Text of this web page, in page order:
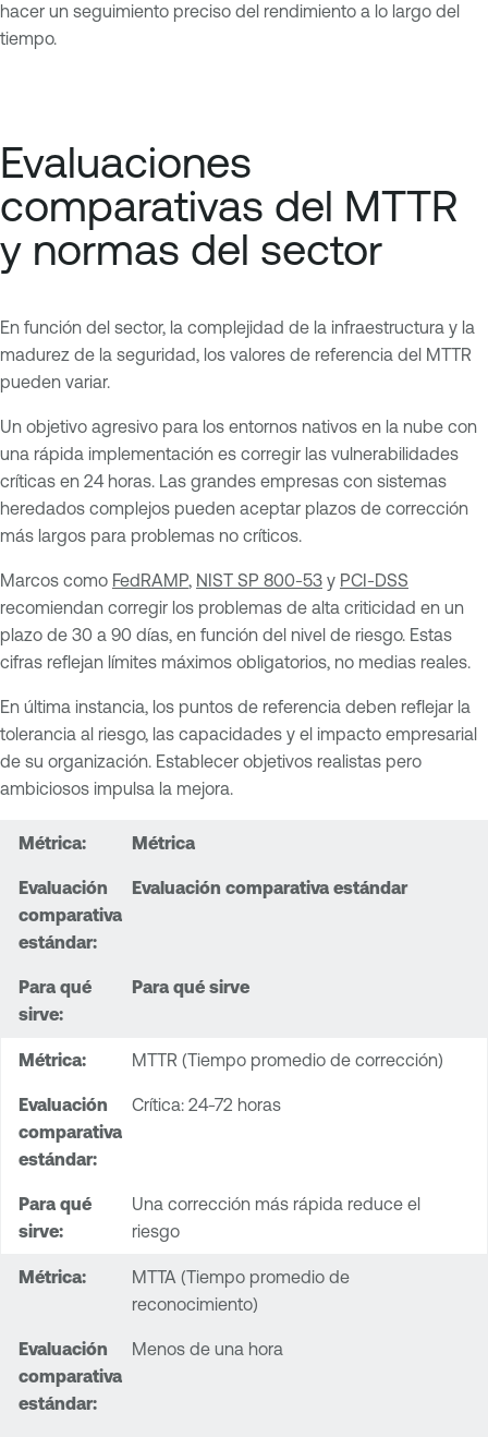
hacer un seguimiento preciso del rendimiento a lo largo del
tiempo.
Evaluaciones
comparativas del MTTR
y normas del sector
En función del sector, la complejidad de la infraestructura y la
madurez de la seguridad, los valores de referencia del MTTR
pueden variar.
Un objetivo agresivo para los entornos nativos en la nube con
una rápida implementación es corregir las vulnerabilidades
críticas en 24 horas. Las grandes empresas con sistemas
heredados complejos pueden aceptar plazos de corrección
más largos para problemas no críticos.
Marcos como FedRAMP, NIST SP 800-53 y PCI-DSS
recomiendan corregir los problemas de alta criticidad en un
plazo de 30 a 90 días, en función del nivel de riesgo. Estas
cifras reflejan límites máximos obligatorios, no medias reales.
En última instancia, los puntos de referencia deben reflejar la
tolerancia al riesgo, las capacidades y el impacto empresarial
de su organización. Establecer objetivos realistas pero
ambiciosos impulsa la mejora.
Métrica
Evaluación comparativa estándar
Para qué sirve
MTTR (Tiempo promedio de corrección)
Crítica: 24-72 horas
Una corrección más rápida reduce el
riesgo
MTTA (Tiempo promedio de
reconocimiento)
Menos de una hora